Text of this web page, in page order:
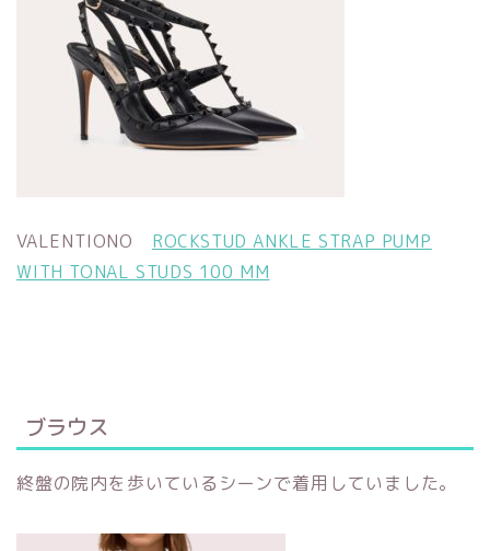
VALENTIONO ROCKSTUD ANKLE STRAP PUMP
WITH TONAL STUDS 100 MM
ブラウス
終盤の院内を歩いているシーンで着用していました。